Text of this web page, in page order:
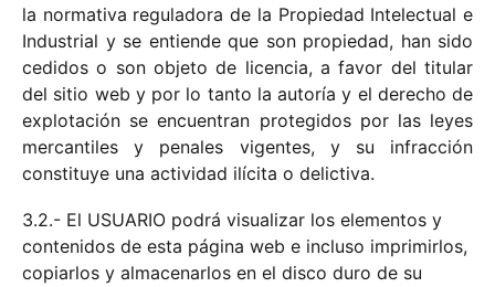
la normativa reguladora de la Propiedad Intelectual e
Industrial y se entiende que son propiedad, han sido
cedidos o son objeto de licencia, a favor del titular
del sitio web y por lo tanto la autoría y el derecho de
explotación se encuentran protegidos por las leyes
mercantiles y penales vigentes, y su infracción
constituye una actividad ilícita o delictiva.
3.2.- El USUARIO podrá visualizar los elementos y
contenidos de esta página web e incluso imprimirlos,
copiarlos y almacenarlos en el disco duro de su